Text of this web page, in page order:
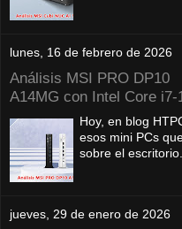
lunes, 16 de febrero de 2026
Análisis MSI PRO DP10
A14MG con Intel Core i7-
Hoy, en blog
esos mini PCs
sobre el
jueves, 29 de enero de 2026